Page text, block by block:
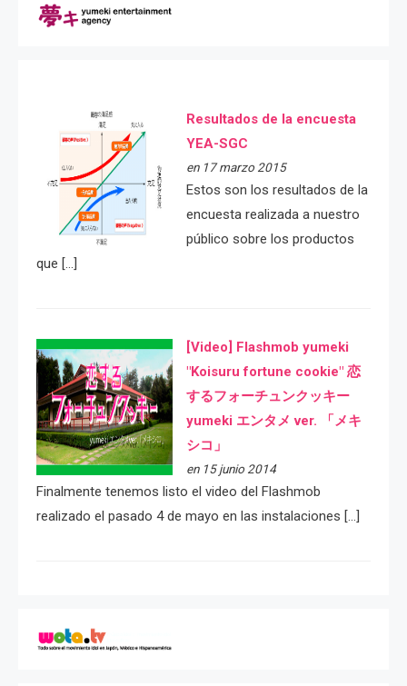
Resultados de la encuesta
YEA-SGC
en 17 marzo 2015
Estos son los resultados de la
encuesta realizada a nuestro
público sobre los productos
que […]
[Video] Flashmob yumeki
"Koisuru fortune cookie" 恋
するフォーチュンクッキー
yumeki エンタメ ver. 「メキ
シコ」
en 15 junio 2014
Finalmente tenemos listo el video del Flashmob
realizado el pasado 4 de mayo en las instalaciones […]